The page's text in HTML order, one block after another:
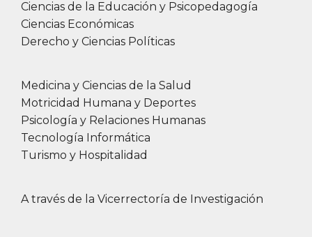
Ciencias de la Educación y Psicopedagogía
Ciencias Económicas
Derecho y Ciencias Políticas
Medicina y Ciencias de la Salud
Motricidad Humana y Deportes
Psicología y Relaciones Humanas
Tecnología Informática
Turismo y Hospitalidad
A través de la Vicerrectoría de Investigación